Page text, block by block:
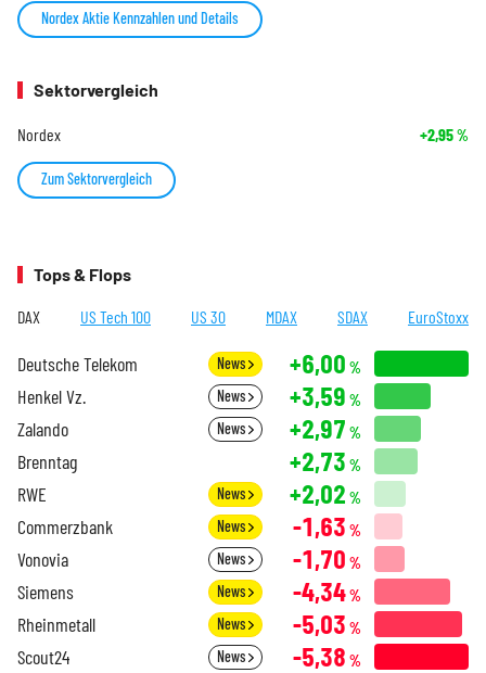
Nordex Aktie Kennzahlen und Details
Sektorvergleich
Nordex +2,95%
Zum Sektorvergleich
Tops & Flops
DAX US Tech 100 US 30 MDAX SDAX EuroStoxx
Deutsche Telekom News +6,00 %
Henkel Vz. News +3,59 %
Zalando News +2,97 %
Brenntag +2,73 %
RWE News +2,02 %
Commerzbank News -1,63 %
Vonovia News -1,70 %
Siemens News -4,34%
Rheinmetall News -5,03 %
Scout24 News -5,38 %